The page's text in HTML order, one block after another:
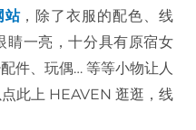
站，除了衣服的配色、线
睛一亮，十分具有原宿女
件、玩偶… 等等小物让人
此上 HEAVEN 逛逛，线